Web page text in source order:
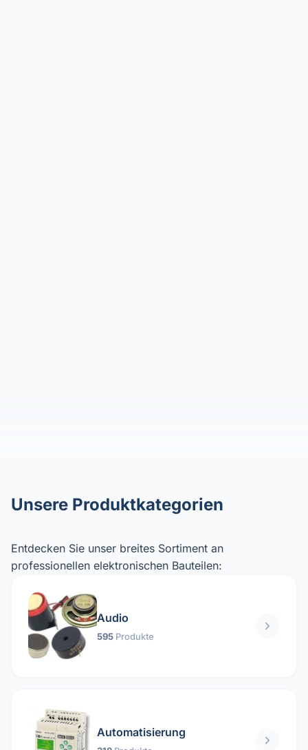
Unsere Produktkategorien
Entdecken Sie unser breites Sortiment an
professionellen elektronischen Bauteilen:
Audio
595 Produkte
Automatisierung